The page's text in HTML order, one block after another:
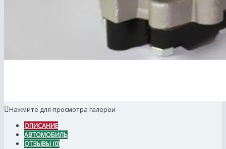
Нажмите для просмотра галереи
ОПИСАНИЕ
АВТОМОБИЛЬ
ОТЗЫВЫ (0)